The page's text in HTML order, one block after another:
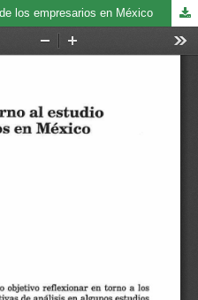
los empresarios en México